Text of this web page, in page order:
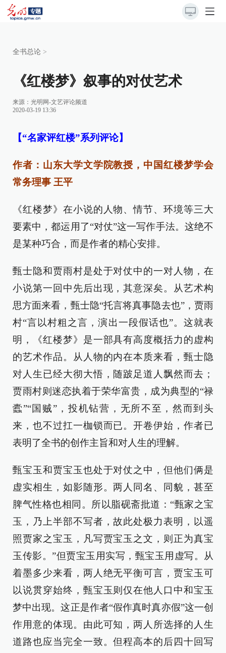
全书总论 >
《红楼梦》叙事的对仗艺术
来源： 光明网-文艺评论频道
2020-03-19 13:36
【“名家评红楼”系列评论】
作者：山东大学文学院教授，中国红楼梦学会
常务理事 王平
《红楼梦》在小说的人物、情节、环境等三大
要素中，都运用了“对仗”这一写作手法。这绝不
是某种巧合，而是作者的精心安排。
甄士隐和贾雨村是处于对仗中的一对人物，在
小说第一回中先后出现，其意深矣。从艺术构
思方面来看，甄士隐“托言将真事隐去也”，贾雨
村“言以村粗之言，演出一段假话也”。这就表
明，《红楼梦》是一部具有高度概括力的虚构
的艺术作品。从人物的内在本质来看，甄士隐
对人生已经大彻大悟，随跛足道人飘然而去；
贾雨村则迷恋执着于荣华富贵，成为典型的“禄
蠹”“国贼”，投机钻营，无所不至，然而到头
来，也不过扛一枷锁而已。开卷伊始，作者已
表明了全书的创作主旨和对人生的理解。
甄宝玉和贾宝玉也处于对仗之中，但他们俩是
虚实相生，如影随形。两人同名、同貌，甚至
脾气性格也相同。所以脂砚斋批道：“甄家之宝
玉，乃上半部不写者，故此处极力表明，以遥
照贾家之宝玉，凡写贾宝玉之文，则正为真宝
玉传影。”但贾宝玉用实写，甄宝玉用虚写。从
着墨多少来看，两人绝无平衡可言，贾宝玉可
以说贯穿始终，甄宝玉则仅在他人口中和宝玉
梦中出现。这正是作者“假作真时真亦假”这一创
作用意的体现。由此可知，两人所选择的人生
道路也应当完全一致。但程高本的后四十回写